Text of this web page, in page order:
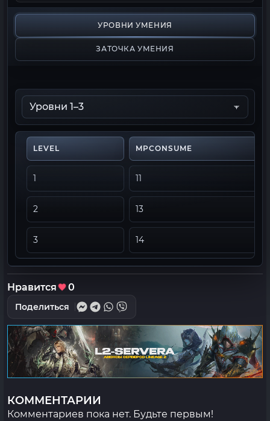
УРОВНИ УМЕНИЯ
ЗАТОЧКА УМЕНИЯ
LEVEL MPCONSUME
1 11
2 13
3 14
Нравится 0
Поделиться
КОММЕНТАРИИ
Комментариев пока нет. Будьте первым!